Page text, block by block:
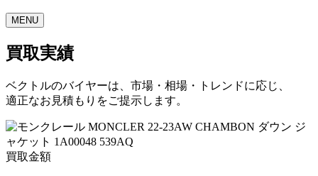
MENU
買取実績
ベクトルのバイヤーは、市場・相場・トレンドに応じ、
適正なお見積もりをご提示します。
買取金額